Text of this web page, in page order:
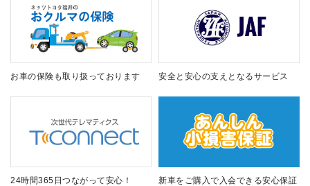
お車の保険も取り扱っております 安全と安心の支えとなるサービス
24時間365日つながって安心！ 新車をご購入で入会できる安心保証